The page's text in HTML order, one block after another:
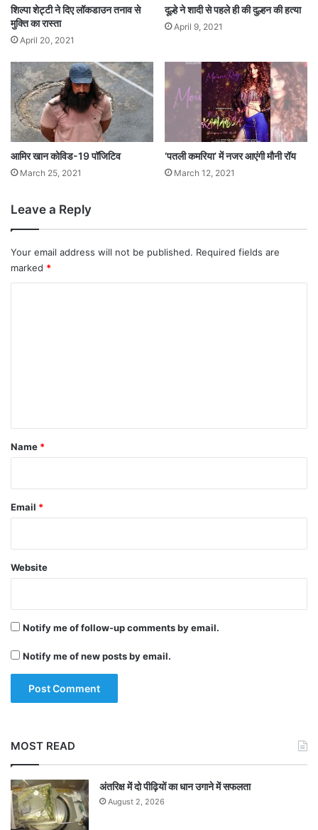
शिल्पा शेट्टी ने दिए लॉकडाउन तनाव से
मुक्ति का रास्ता
April 20, 2021
दूल्हे ने शादी से पहले ही की दुल्हन की हत्या
April 9, 2021
आमिर खान कोविड-19 पॉजिटिव
March 25, 2021
‘पतली कमरिया’ में नजर आएंगी मौनी रॉय
March 12, 2021
Leave a Reply
Your email address will not be published. Required fields are
marked *
*
Name *
Email *
Website
Notify me of follow-up comments by email.
Notify me of new posts by email.
MOST READ
अंतरिक्ष में दो पीढ़ियों का धान उगाने में सफलता
August 2, 2026